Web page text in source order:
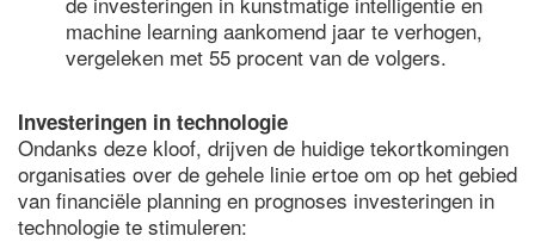
machine learning aankomend jaar te verhogen,
vergeleken met 55 procent van de volgers.
Investeringen in technologie
Ondanks deze kloof, drijven de huidige tekortkomingen
organisaties over de gehele linie ertoe om op het gebied
van financiële planning en prognoses investeringen in
technologie te stimuleren: